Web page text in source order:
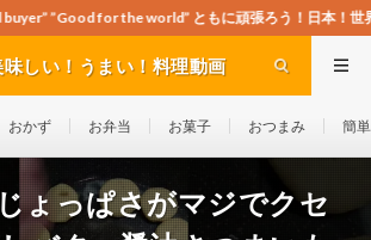
world” ともに頑張ろう！日本！世界！
しい！うまい！料理動画
おかず お弁当 お菓子 おつまみ 簡
じょっぱさがマジでクセ